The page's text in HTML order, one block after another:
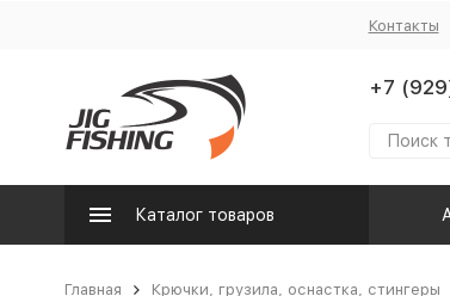
Контакты
+7
Каталог товаров
Главная Крючки, грузила, оснастка, стингеры